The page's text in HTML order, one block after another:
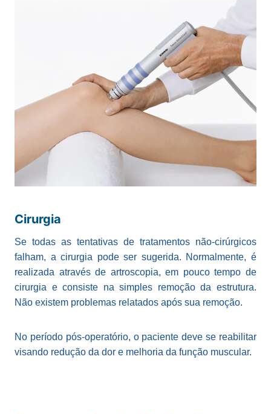
Cirurgia
Se todas as tentativas de tratamentos não-cirúrgicos
falham, a cirurgia pode ser sugerida. Normalmente, é
realizada através de artroscopia, em pouco tempo de
cirurgia e consiste na simples remoção da estrutura.
Não existem problemas relatados após sua remoção.
No período pós-operatório, o paciente deve se reabilitar
visando redução da dor e melhoria da função muscular.